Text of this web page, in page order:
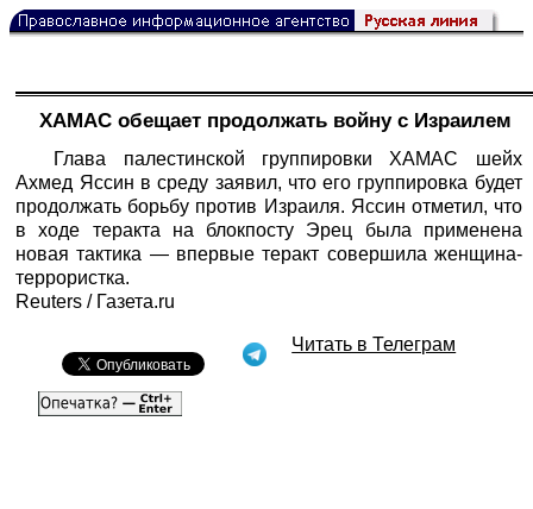
ХАМАС обещает продолжать войну с Израилем
Глава палестинской группировки ХАМАС шейх
Ахмед Яссин в среду заявил, что его группировка будет
продолжать борьбу против Израиля. Яссин отметил, что
в ходе теракта на блокпосту Эрец была применена
новая тактика — впервые теракт совершила женщина-
террористка.
Reuters / Газета.ru
Читать в Телеграм